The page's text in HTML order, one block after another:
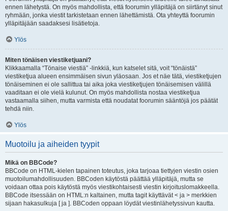
ennen lähetystä. On myös mahdollista, että foorumin ylläpitäjä on siirtänyt sinut
ryhmään, jonka viestit tarkistetaan ennen lähettämistä. Ota yhteyttä foorumin
ylläpitäjään saadaksesi lisätietoja.
Ylös
Miten tönäisen viestiketjuani?
Klikkaamalla “Tönaise viestiä” -linkkiä, kun katselet sitä, voit “tönäistä”
viestiketjua alueen ensimmäisen sivun yläosaan. Jos et näe tätä, viestiketjujen
tönäiseminen ei ole sallittua tai aika joka viestiketjujen tönäisemisen välillä
vaaditaan ei ole vielä kulunut. On myös mahdollista nostaa viestiketjua
vastaamalla siihen, mutta varmista että noudatat foorumin sääntöjä jos päätät
tehdä niin.
Ylös
Muotoilu ja aiheiden tyypit
Mikä on BBCode?
BBCode on HTML-kielen tapainen toteutus, joka tarjoaa tiettyjen viestin osien
muotoilumahdollisuuden. BBCoden käytöstä päättää ylläpitäjä, mutta se
voidaan ottaa pois käytöstä myös viestikohtaisesti viestin kirjoituslomakkeella.
BBCode itsessään on HTML:n kaltainen, mutta tagit käyttävät < ja > merkkien
sijaan hakasulkuja [ ja ]. BBCoden oppaan löydät viestinlähetyssivun kautta.